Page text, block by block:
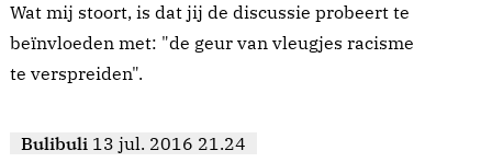
Wat mij stoort, is dat jij de discussie probeert te
beïnvloeden met: "de geur van vleugjes racisme
te verspreiden".
Bulibuli 13 jul. 2016 21.24